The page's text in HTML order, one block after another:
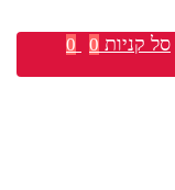
סל קניות 0
0